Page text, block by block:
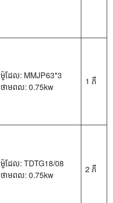
ម៉ូដែល: MMJP63*3
ថាមពល: 0.75kw
1 ភី
ម៉ូដែល: TDTG18/08
ថាមពល: 0.75kw
2 ភី